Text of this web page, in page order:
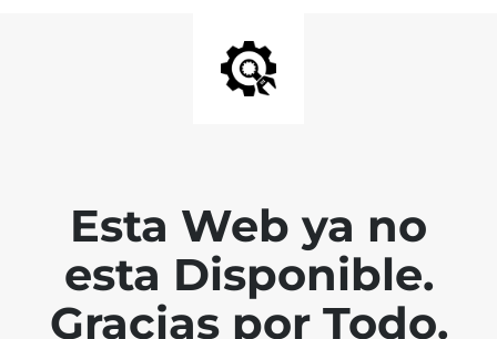
Esta Web ya no
esta Disponible.
Gracias por Todo.